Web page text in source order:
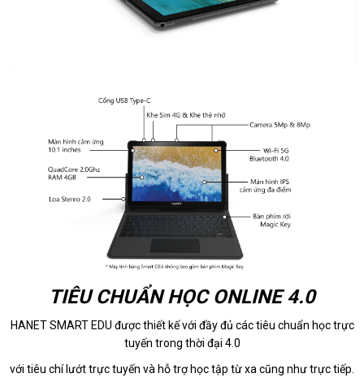
TIÊU CHUẨN HỌC ONLINE 4.0
HANET SMART EDU được thiết kế với đầy đủ các tiêu chuẩn học trực
tuyến trong thời đại 4.0
với tiêu chí lướt trực tuyến và hỗ trợ học tập từ xa cũng như trực tiếp.